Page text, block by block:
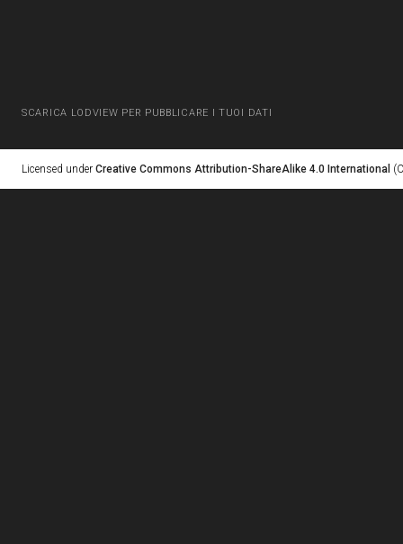
SCARICA LODVIEW PER PUBBLICARE I TUOI DATI
Licensed under Creative Commons Attribution-ShareAlike 4.0 International